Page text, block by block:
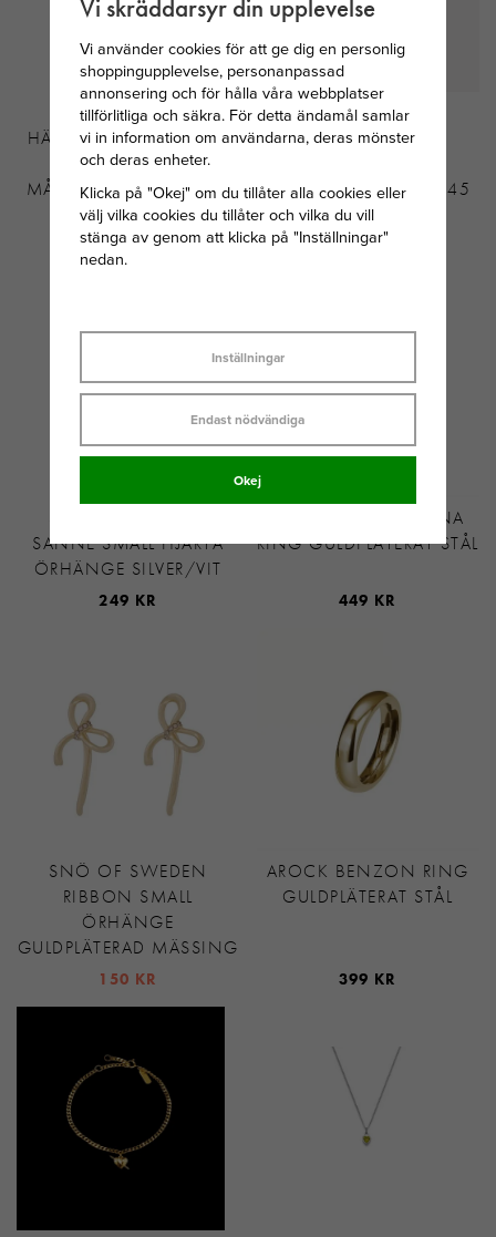
SVEDBOM
HÄNGSMYCKE I SILVER
MED AUGUSTI
MÅNADSTEN CRYSOLIT
149 KR
THOMAS SABO
HALSBAND MED
FACETTERADE 40-42-45
CM
569 KR
SANNE SMALL HJÄRTA
ÖRHÄNGE SILVER/VIT
249 KR
ASTRID&AGNES ALINA
RING GULDPLÄTERAT STÅL
449 KR
SNÖ OF SWEDEN
RIBBON SMALL
ÖRHÄNGE
GULDPLÄTERAD MÄSSING
150 KR
AROCK BENZON RING
GULDPLÄTERAT STÅL
399 KR
Vi skräddarsyr din upplevelse
Vi använder cookies för att ge dig en personlig
shoppingupplevelse, personanpassad
annonsering och för hålla våra webbplatser
tillförlitliga och säkra. För detta ändamål samlar
vi in information om användarna, deras mönster
och deras enheter.
Klicka på "Okej" om du tillåter alla cookies eller
välj vilka cookies du tillåter och vilka du vill
stänga av genom att klicka på "Inställningar"
nedan.
Inställningar
Endast nödvändiga
Okej